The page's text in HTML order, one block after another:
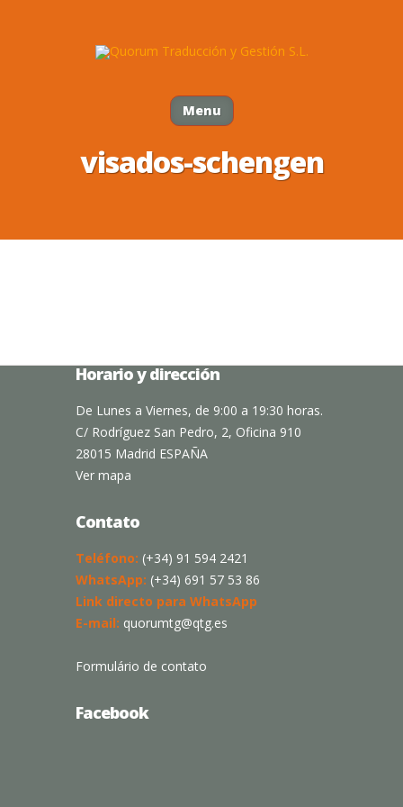
Menu
visados-schengen
Horario y dirección
De Lunes a Viernes, de 9:00 a 19:30 horas.
C/ Rodríguez San Pedro, 2, Oficina 910
28015 Madrid ESPAÑA
Ver mapa
Contato
Teléfono: (+34) 91 594 2421
WhatsApp: (+34) 691 57 53 86
Link directo para WhatsApp
E-mail: quorumtg@qtg.es
Formulário de contato
Facebook